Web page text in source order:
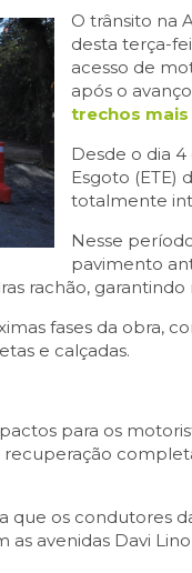
O trânsito na
desta terça-
acesso de
após o
trechos
Desde o dia
Esgoto (ETE)
totalmente
Nesse
pavimento
rachão, garantindo
fases da
e calçadas.
para os
recuperação
os condutores
avenidas Davi